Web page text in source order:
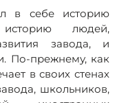
в себе историю
людей,
завода, и
По-прежнему, как
в своих стенах
школьников,